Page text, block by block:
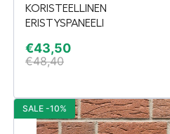
KORISTEELLINEN
ERISTYSPANEELI
€43,50
€48,40
SALE -10%